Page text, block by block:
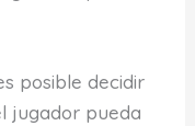
posible decidir
jugador pueda